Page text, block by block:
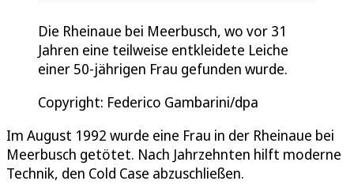
Die Rheinaue bei Meerbusch, wo vor 31
Jahren eine teilweise entkleidete Leiche
einer 50-jährigen Frau gefunden wurde.
Copyright: Federico Gambarini/dpa
Im August 1992 wurde eine Frau in der Rheinaue bei
Meerbusch getötet. Nach Jahrzehnten hilft moderne
Technik, den Cold Case abzuschließen.